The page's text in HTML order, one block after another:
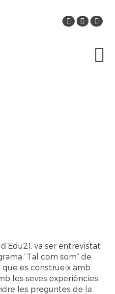
va ser entrevistat
“Tal com som” de
que es construeix amb
les seves experiències
les preguntes de la